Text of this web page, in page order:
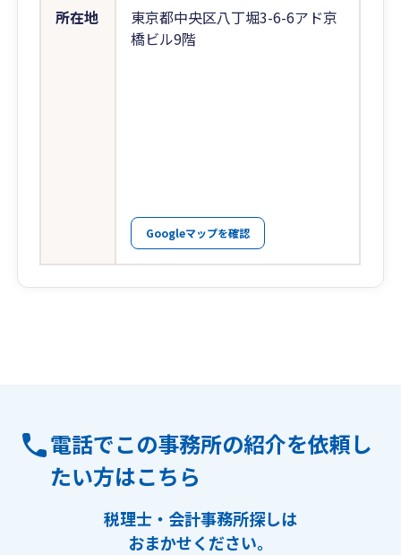
所在地
東京都中央区八丁堀3-6-6アド京
橋ビル9階
Googleマップを確認
電話でこの事務所の紹介を依頼し
たい方はこちら
税理士・会計事務所探しは
おまかせください。